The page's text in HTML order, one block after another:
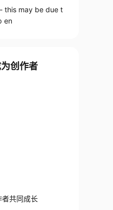
this may be due t
en
创作者
共同成长